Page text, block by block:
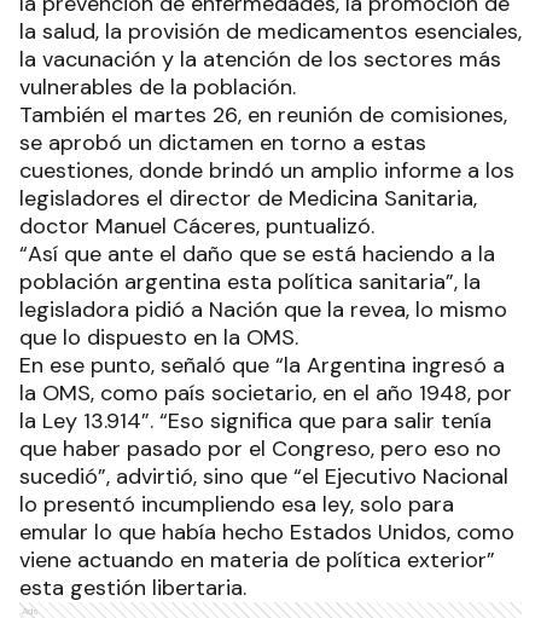
la salud, la provisión de medicamentos esenciales,
la vacunación y la atención de los sectores más
vulnerables de la población.
También el martes 26, en reunión de comisiones,
se aprobó un dictamen en torno a estas
cuestiones, donde brindó un amplio informe a los
legisladores el director de Medicina Sanitaria,
doctor Manuel Cáceres, puntualizó.
“Así que ante el daño que se está haciendo a la
población argentina esta política sanitaria”, la
legisladora pidió a Nación que la revea, lo mismo
que lo dispuesto en la OMS.
En ese punto, señaló que “la Argentina ingresó a
la OMS, como país societario, en el año 1948, por
la Ley 13.914”. “Eso significa que para salir tenía
que haber pasado por el Congreso, pero eso no
sucedió”, advirtió, sino que “el Ejecutivo Nacional
lo presentó incumpliendo esa ley, solo para
emular lo que había hecho Estados Unidos, como
viene actuando en materia de política exterior”
esta gestión libertaria.
Ads